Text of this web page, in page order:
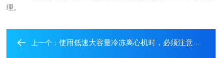
理。
上一个：使用低速大容量冷冻离心机时，必须注意以下操作